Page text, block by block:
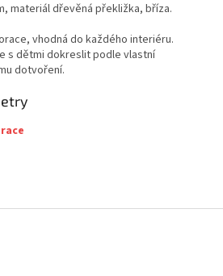
materiál dřevěná překližka, bříza.
vhodná do každého interiéru.
s dětmi dokreslit podle vlastní
dotvoření.